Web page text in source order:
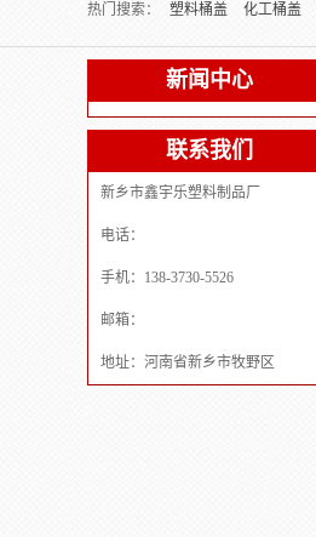
热门搜索：
塑料桶盖 化工桶盖
新闻中心
联系我们
新乡市鑫宇乐塑料制品厂
电话：
手机：138-3730-5526
邮箱：
地址：河南省新乡市牧野区